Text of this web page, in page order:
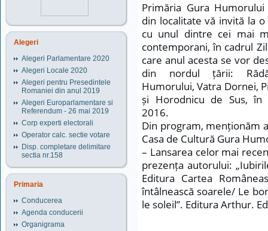
Alegeri
Alegeri Parlamentare 2020
Alegeri Locale 2020
Alegeri pentru Presedintele
Romaniei din anul 2019
Alegeri Europarlamentare si
Referendum - 26 mai 2019
Corp experti electorali
Operator calc. sectie votare
Disp. completare delimitare
sectia nr.158
Primaria
Conducerea
Agenda conducerii
Organigrama
Primăria Gura
din localitate vă invită la
cu unul dintre cei mai
contemporani, în cadrul
care anul acesta se vor
din nordul țării:
Humorului, Vatra Dornei,
și Horodnicu de Sus, în
2016.
Din program, menționăm
Casa de Cultură Gura
– Lansarea celor mai
prezența autorului:
Editura Cartea
întâlnească soarele/ Le
le soleil”. Editura Arthur.